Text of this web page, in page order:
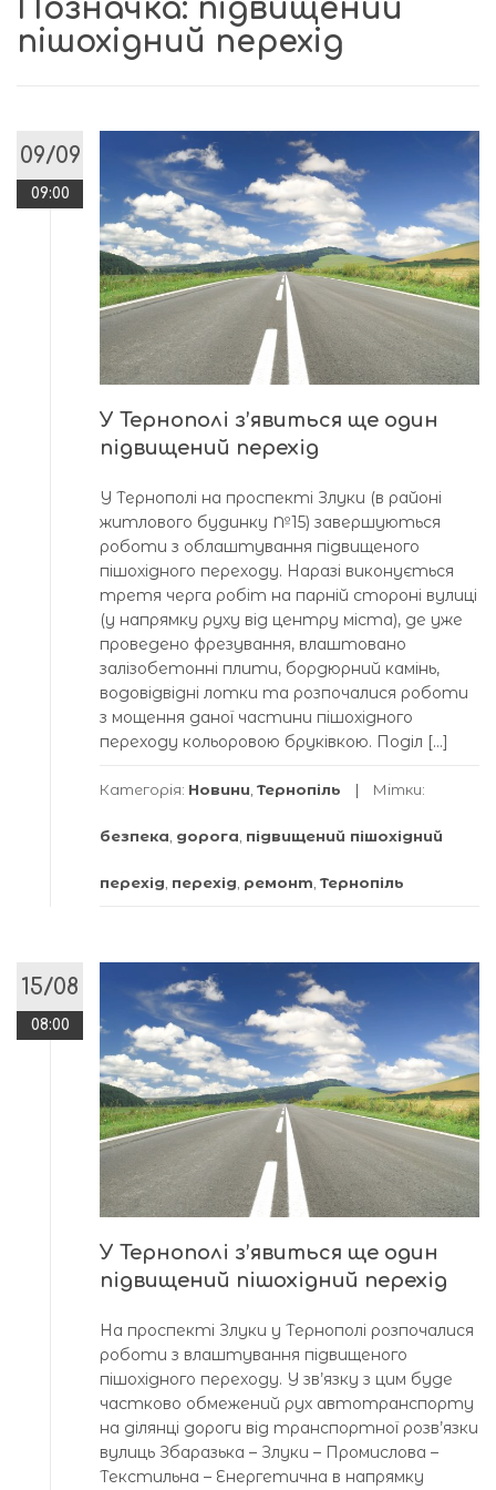
Позначка: підвищений
пішохідний перехід
09/09
09:00
У Тернополі з’явиться ще один
підвищений перехід
У Тернополі на проспекті Злуки (в районі
житлового будинку №15) завершуються
роботи з облаштування підвищеного
пішохідного переходу. Наразі виконується
третя черга робіт на парній стороні вулиці
(у напрямку руху від центру міста), де уже
проведено фрезування, влаштовано
залізобетонні плити, бордюрний камінь,
водовідвідні лотки та розпочалися роботи
з мощення даної частини пішохідного
переходу кольоровою бруківкою. Поділ […]
Категорія: Новини, Тернопіль Мітки:
безпека, дорога, підвищений пішохідний
перехід, перехід, ремонт, Тернопіль
15/08
08:00
У Тернополі з’явиться ще один
підвищений пішохідний перехід
На проспекті Злуки у Тернополі розпочалися
роботи з влаштування підвищеного
пішохідного переходу. У зв’язку з цим буде
частково обмежений рух автотранспорту
на ділянці дороги від транспортної розв’язки
вулиць Збаразька – Злуки – Промислова –
Текстильна – Енергетична в напрямку